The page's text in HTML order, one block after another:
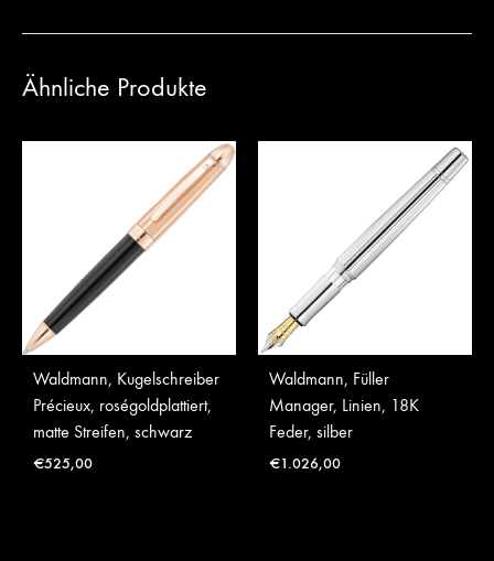
Ähnliche Produkte
Waldmann, Kugelschreiber
Précieux, roségoldplattiert,
matte Streifen, schwarz
€525,00
Waldmann, Füller
Manager, Linien, 18K
Feder, silber
€1.026,00